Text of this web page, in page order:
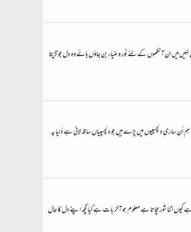
میں ان آنکھوں کے لئے نور و ضیاء بن جاؤں ہائے وہ دل جو تڑپتا
ساری دلچسپیوں میں پڑے ہیں جو دلچسپیاں ساتھ لائی ہے دُنیا یہ
شور مچاتا ہے معلوم ہو آخر بات ہے کیا کچھ اپنے دل کا حال